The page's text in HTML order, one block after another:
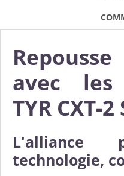
avec les
TYR CXT-2
L'alliance
technologie,